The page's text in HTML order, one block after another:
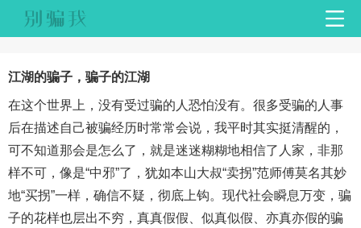
江湖的骗子，骗子的江湖
在这个世界上，没有受过骗的人恐怕没有。很多受骗的人事
后在描述自己被骗经历时常常会说，我平时其实挺清醒的，
可不知道那会是怎么了，就是迷迷糊糊地相信了人家，非那
样不可，像是“中邪”了，犹如本山大叔“卖拐”范师傅莫名其妙
地“买拐”一样，确信不疑，彻底上钩。现代社会瞬息万变，骗
子的花样也层出不穷，真真假假、似真似假、亦真亦假的骗